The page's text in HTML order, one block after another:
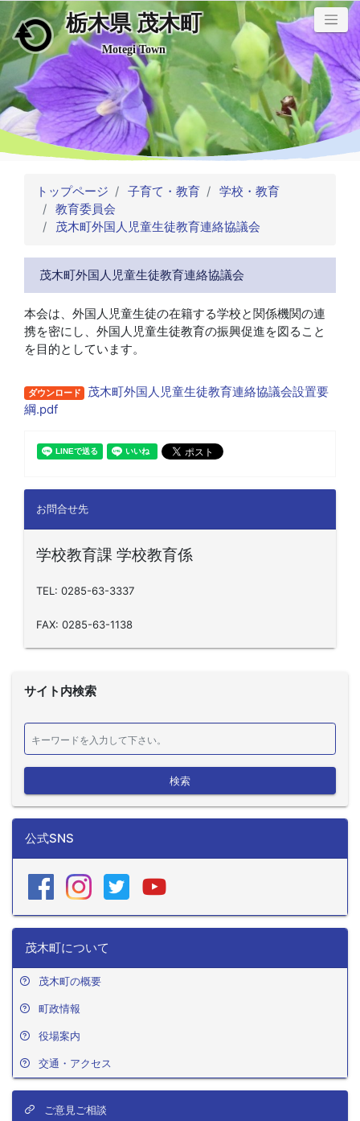
メインコンテンツにスキップ
栃木県 茂木町
Motegi Town
トップページ 子育て・教育
学校・教育
教育委員会
茂木町外国人児童生徒教育連絡協議会
茂木町外国人児童生徒教育連絡協議会
本会は、外国人児童生徒の在籍する学校と関係機関の連
携を密にし、外国人児童生徒教育の振興促進を図ること
を目的としています。
ダウンロード
茂木町外国人児童生徒教育連絡協議会設置要
綱.pdf
お問合せ先
学校教育課 学校教育係
TEL: 0285-63-3337
FAX: 0285-63-1138
サイト内検索
検索
公式SNS
茂木町について
茂木町の概要
町政情報
役場案内
交通・アクセス
ご意見ご相談